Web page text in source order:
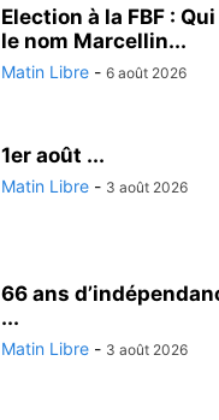
Election à la FBF :
le nom Marcellin...
Matin Libre - 6 août 2026
1er août ...
Matin Libre - 3 août 2026
66 ans
...
Matin Libre - 3 août 2026